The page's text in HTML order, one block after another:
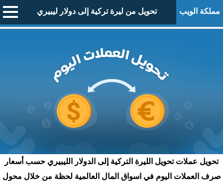
مملكة الويب تحويل من ليرة تركية إلى دولار ليبيري
تحويل عملات تحويل الليرة التركية إلى الدولار الليبيري حسب أسعار
صرف العملات اليوم في اسواق المال العالمية لحظة من خلال محول